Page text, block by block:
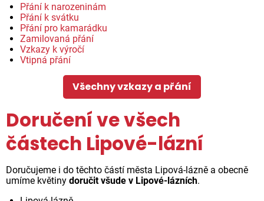
Přání k narozeninám
Přání k svátku
Přání pro kamarádku
Zamilovaná přání
Vzkazy k výročí
Vtipná přání
Všechny vzkazy a přání
Doručení ve všech
částech Lipové-lázní
Doručujeme i do těchto částí města Lipová-lázně a obecně
umíme květiny doručit všude v Lipové-lázních.